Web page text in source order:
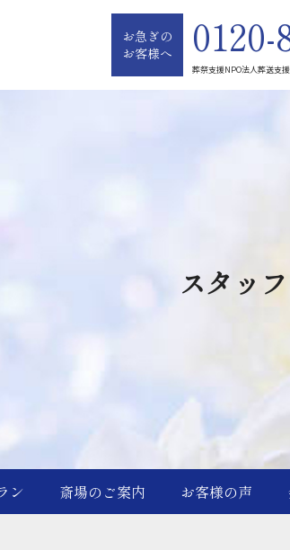
お急ぎの
お客様へ
0120-
葬祭支援NPO法人葬送支
スタッ
ン 斎場のご案内 お客様の声